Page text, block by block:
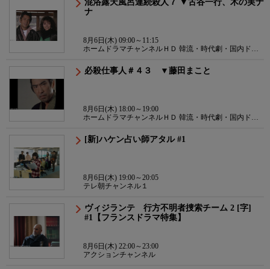
混浴露天風呂連続殺人７ ▼古谷一行、木の実ナ
ナ
8月6日(木) 09:00～11:15
ホームドラマチャンネルＨＤ 韓流・時代劇・国内ドラ
必殺仕事人＃４３ ▼藤田まこと
8月6日(木) 18:00～19:00
ホームドラマチャンネルＨＤ 韓流・時代劇・国内ドラ
[新]ハケン占い師アタル #1
8月6日(木) 19:00～20:05
テレ朝チャンネル１
ヴィジランテ 行方不明者捜索チーム 2 [字]
#1【フランスドラマ特集】
8月6日(木) 22:00～23:00
アクションチャンネル